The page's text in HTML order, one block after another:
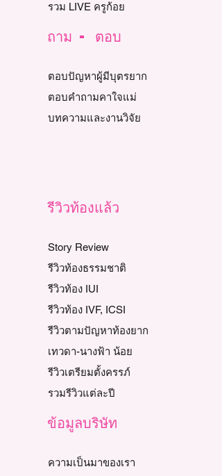
รวม LIVE ครูก้อย
ถาม - ตอบ
ตอบปัญหาผู้มีบุตรยาก
ตอบคำถามคาใจแม่
บทความและงานวิจัย
รีวิวท้องแล้ว
Story Review
รีวิวท้องธรรมชาติ
รีวิวท้อง IUI
รีวิวท้อง IVF, ICSI
รีวิวตามปัญหาท้องยาก
เทวดา-นางฟ้า น้อย
รีวิวเตรียมตั้งครรภ์
รวมรีวิวแต่ละปี
ข้อมูลบริษัท
ความเป็นมาของเรา